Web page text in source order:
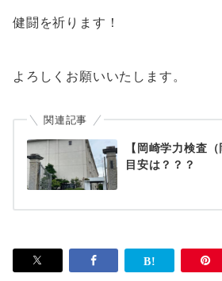
健闘を祈ります！
よろしくお願いいたします。
関連記事
【岡崎学力検査
目安は？？？